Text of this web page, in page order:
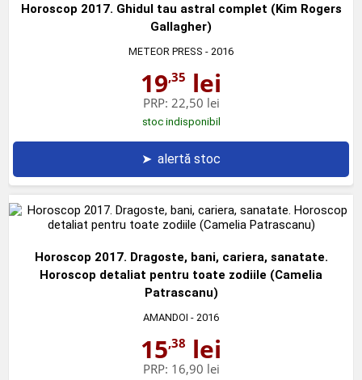
Horoscop 2017. Ghidul tau astral complet (Kim Rogers
Gallagher)
METEOR PRESS - 2016
19,35 lei
PRP: 22,50 lei
stoc indisponibil
➤ alertă stoc
Horoscop 2017. Dragoste, bani, cariera, sanatate.
Horoscop detaliat pentru toate zodiile (Camelia
Patrascanu)
AMANDOI - 2016
15,38 lei
PRP: 16,90 lei